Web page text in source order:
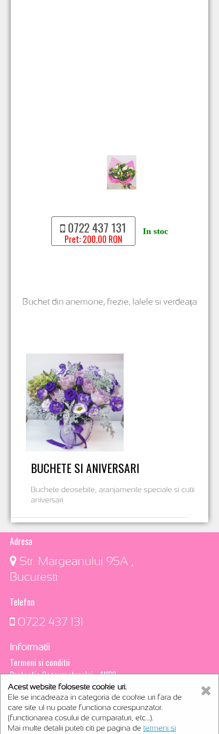
0722 437 131
Pret: 200.00 RON
In stoc
Buchet din anemone, frezie, lalele si verdeața
BUCHETE SI ANIVERSARI
Buchete deosebite, aranjamente speciale si cutii
aniversari
Adresa
​ Str. Margeanului 95A ,
Bucuresti
Telefon
0722 437 131
Informatii
Termeni si conditii
Protectia Consumatorului - ANPC
Creare magazin online
webCsoft
rentals
Acest website foloseste cookie-uri.
Ele se incadreaza in categoria de cookie-uri fara de
care site-ul nu poate functiona corespunzator.
(functionarea cosului de cumparaturi, etc...).
Mai multe detalii puteti citi pe pagina de termeni si